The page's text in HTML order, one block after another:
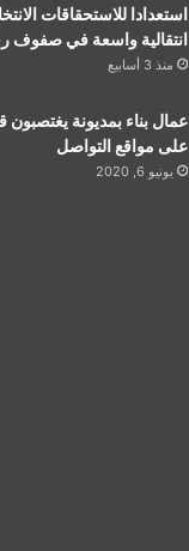
استعدادا للاستحقاقات
انتقالية واسعة في صفوف
منذ 3 أسابيع
عمال بناء بمديونة
على مواقع التواصل
يونيو 6, 2020